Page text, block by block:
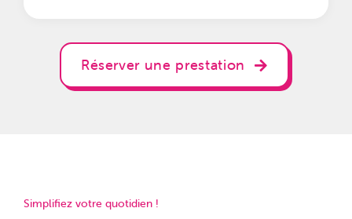
Réserver une prestation
Simplifiez votre quotidien !